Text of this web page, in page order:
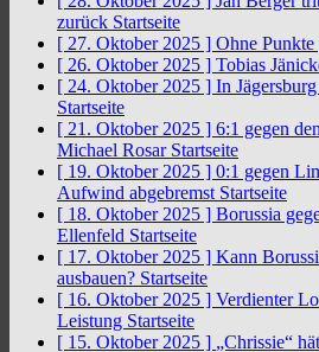
zurück Startseite
[ 27. Oktober 2025 ] Ohne Punkte
[ 26. Oktober 2025 ] Tobias
[ 24. Oktober 2025 ] In
Startseite
[ 21. Oktober 2025 ] 6:1 gegen
Michael Rosar Startseite
[ 19. Oktober 2025 ] 0:1 gegen
Aufwind abgebremst Startseite
[ 18. Oktober 2025 ] Borussia
Ellenfeld Startseite
[ 17. Oktober 2025 ] Kann
ausbauen? Startseite
[ 16. Oktober 2025 ] Verdienter
Leistung Startseite
[ 15. Oktober 2025 ] „Chrissie“